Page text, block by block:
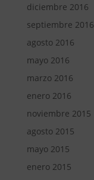
diciembre 2016
septiembre 2016
agosto 2016
mayo 2016
marzo 2016
enero 2016
noviembre 2015
agosto 2015
mayo 2015
enero 2015